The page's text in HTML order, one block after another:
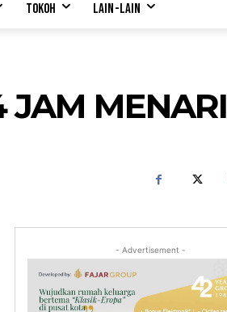
TOKOH LAIN-LAIN
JAM MENARI
- Advertisement -